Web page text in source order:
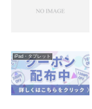
iPad・タブレット